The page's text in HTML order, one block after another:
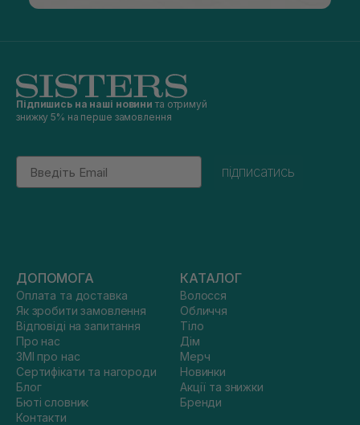
Підпишись на наші новини та отримуй
знижку 5% на перше замовлення
Email
підписатись
ДОПОМОГА
Оплата та доставка
Як зробити замовлення
Відповіді на запитання
Про нас
ЗМІ про нас
Сертифікати та нагороди
Блог
Бюті словник
Контакти
КАТАЛОГ
Волосся
Обличчя
Тіло
Дім
Мерч
Новинки
Акції та знижки
Бренди